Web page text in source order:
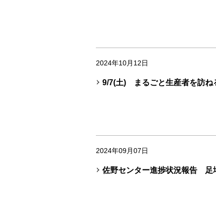
2024年10月12日
9/7(土) まるごと生産者を訪ね
2024年09月07日
佐野センター進捗状況報告 足